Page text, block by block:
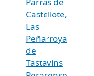
Castellote,
Las
Peñarroya
de
Tastavins